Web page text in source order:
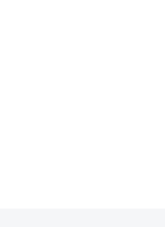
detoxikace podporujeme